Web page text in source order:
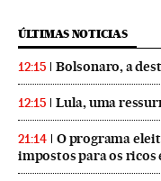
ÚLTIMAS NOTICIAS
12:15 Bolsonaro, a
12:15 Lula, uma
21:14
O programa
impostos para os ricos